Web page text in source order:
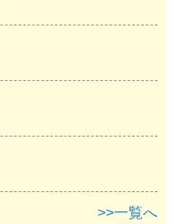
>>一覧へ